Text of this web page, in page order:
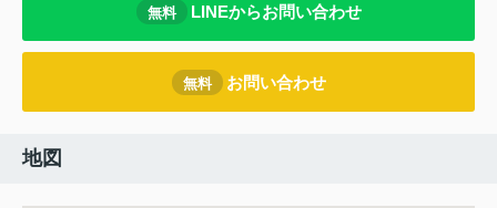
無料 LINEからお問い合わせ
無料 お問い合わせ
地図